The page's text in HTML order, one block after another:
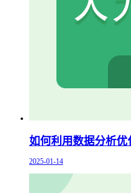
如何利用数据分析
2025-01-14